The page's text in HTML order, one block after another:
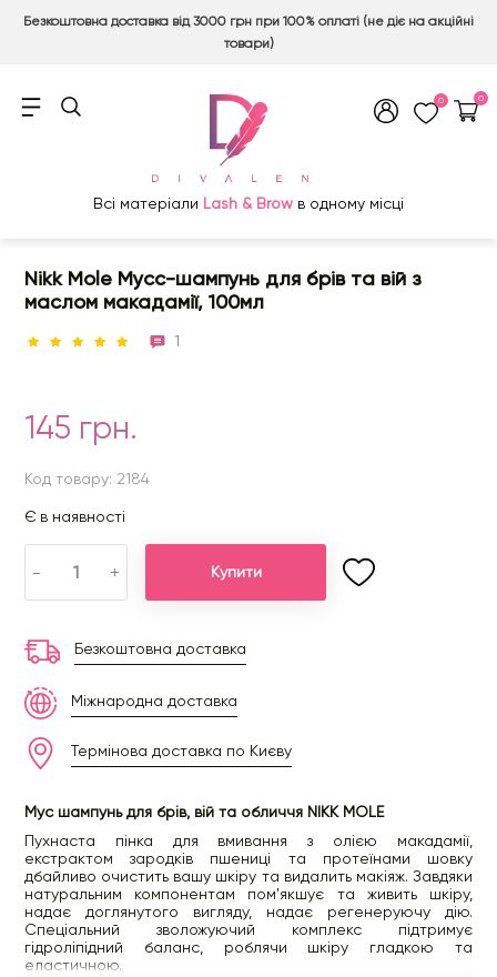
Безкоштовна доставка від 3000 грн при 100% оплаті (не діє на акційні
товари)
0 0
Всі матеріали Lash & Brow в одному місці
Nikk Mole Мусс-шампунь для брів та вій з
маслом макадамії, 100мл
1
145 грн.
Код товару: 2184
Є в наявності
- + Купити
Безкоштовна доставка
Міжнародна доставка
Термінова доставка по Києву
Мус шампунь для брів, вій та обличчя NIKK MOLE
Пухнаста пінка для вмивання з олією макадамії,
екстрактом зародків пшениці та протеїнами шовку
дбайливо очистить вашу шкіру та видалить макіяж. Завдяки
натуральним компонентам пом'якшує та живить шкіру,
надає доглянутого вигляду, надає регенеруючу дію.
Спеціальний зволожуючий комплекс підтримує
гідроліпідний баланс, роблячи шкіру гладкою та
еластичною.